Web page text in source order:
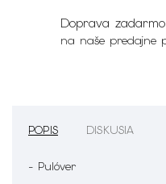
Doprava zadarmo
na naše predajne
POPIS DISKUSIA
- Pulóver